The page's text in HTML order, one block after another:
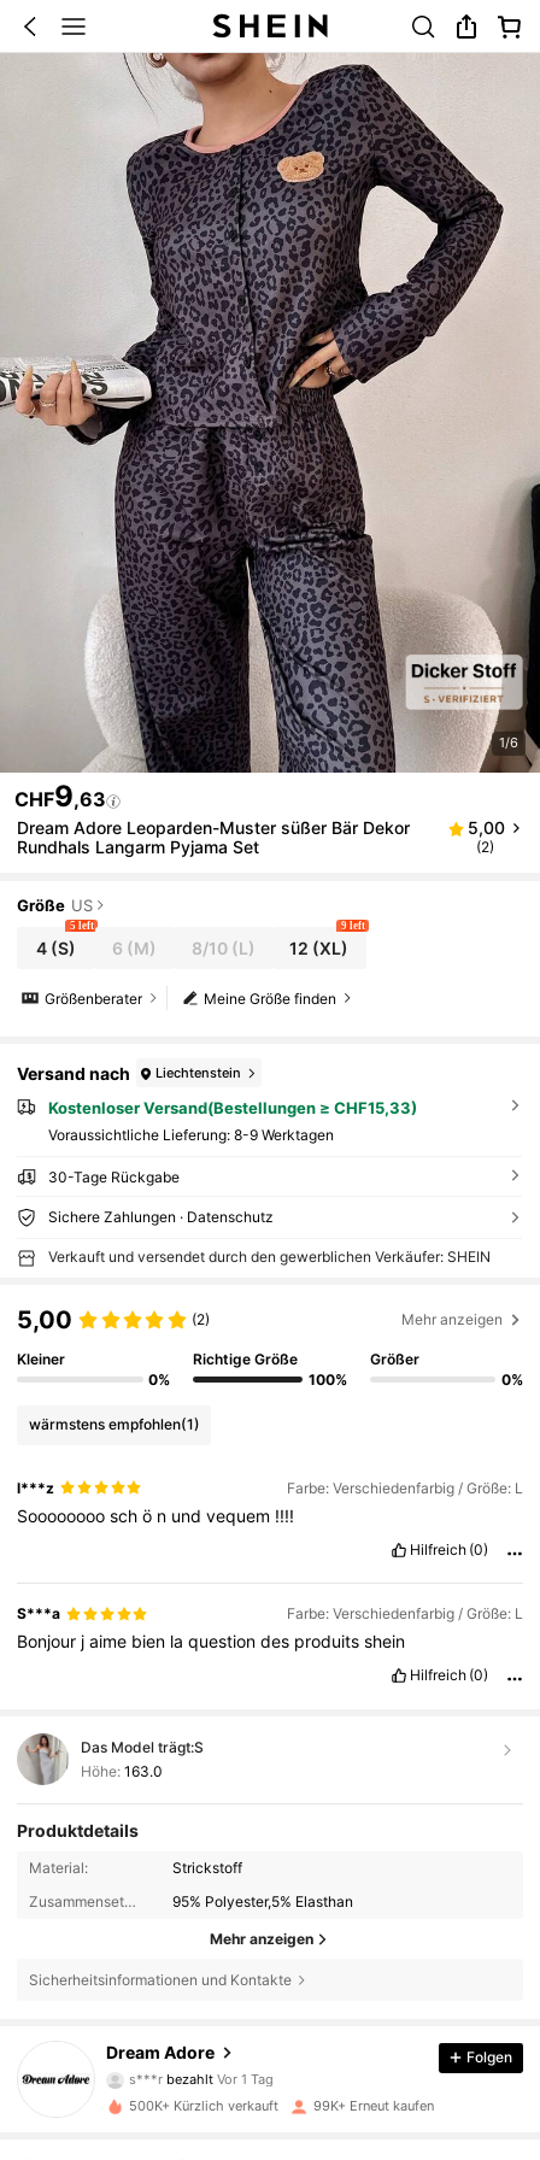
1/6
CHF9,63
Dream Adore Leoparden-Muster süßer Bär Dekor
Rundhals Langarm Pyjama Set
5,00
(2)
Größe US
4 (S)
5 left
6 (M) 8/10(L) 12 (XL)
9 left
Meine Größe finden
Größenberater
Versand nach Liechtenstein
Kostenloser Versand(Bestellungen ≥ CHF15,33)
Voraussichtliche Lieferung: 8-9 Werktagen
30-Tage Rückgabe
Sichere Zahlungen · Datenschutz
Verkauft und versendet durch den gewerblichen Verkäufer: SHEIN
5,00 (2) Mehr anzeigen
Kleiner
0%
Richtige Größe
100%
Größer
0%
wärmstens empfohlen(1)
l***z Farbe: Verschiedenfarbig / Größe: L
Sooooooooschö n undvequem !!!!
Hilfreich (0)
S***a Farbe: Verschiedenfarbig / Größe: L
Bonjour jaime bien laquestiondes produitsshein
Hilfreich (0)
Das Model trägt:S
Höhe: 163.0
Produktdetails
Material:
Strickstoff
Zusammensetzung:
95% Polyester,5% Elasthan
Mehr anzeigen
Sicherheitsinformationen und Kontakte
Dream Adore
4,90
91K Follower
s***r
bezahltVor 1 Tag
m***0istVor 2 Stunden
Folgen
500K+ Kürzlich verkauft 99K+ Erneut kaufen